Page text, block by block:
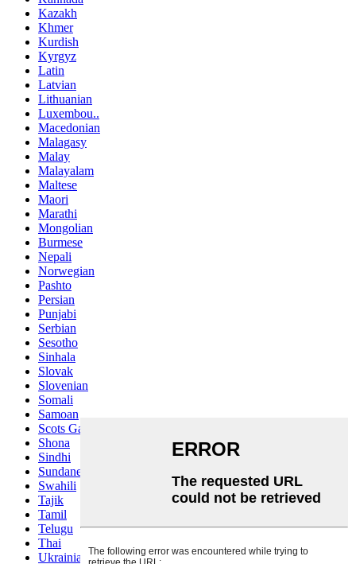
Kazakh
Khmer
Kurdish
Kyrgyz
Latin
Latvian
Lithuanian
Luxembou..
Macedonian
Malagasy
Malay
Malayalam
Maltese
Maori
Marathi
Mongolian
Burmese
Nepali
Norwegian
Pashto
Persian
Punjabi
Serbian
Sesotho
Sinhala
Slovak
Slovenian
Somali
Samoan
Scots Gaelic
Shona
Sindhi
Sundanese
Swahili
Tajik
Tamil
Telugu
Thai
Ukrainian